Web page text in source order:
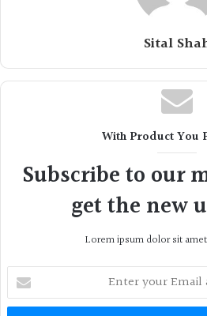
Sital
With Product You
Subscribe to our
get the new
Lorem ipsum dolor sit
Enter
your
Email